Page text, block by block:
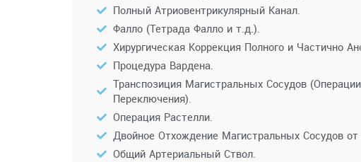
Полный Атриовентрикулярный Канал.
Фалло (Тетрада Фалло и т.д.).
Хирургическая Коррекция Полного и Частично
Процедура Вардена.
Транспозиция Магистральных Сосудов
Переключения).
Операция Растелли.
Двойное Отхождение Магистральных Сосудов
Общий Артериальный Ствол.